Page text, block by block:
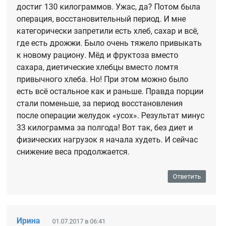
достиг 130 килограммов. Ужас, да? Потом была
операция, восстановительный период. И мне
категорически запретили есть хлеб, сахар и всё,
где есть дрожжи. Было очень тяжело привыкать
к новому рациону. Мёд и фруктоза вместо
сахара, диетические хлебцы вместо ломтя
привычного хлеба. Но! При этом можно было
есть всё остальное как и раньше. Правда порции
стали поменьше, за период восстановления
после операции желудок «усох». Результат минус
33 килограмма за полгода! Вот так, без диет и
физических нагрузок я начала худеть. И сейчас
снижение веса продолжается.
Ответить
Ирина 01.07.2017 в 06:41